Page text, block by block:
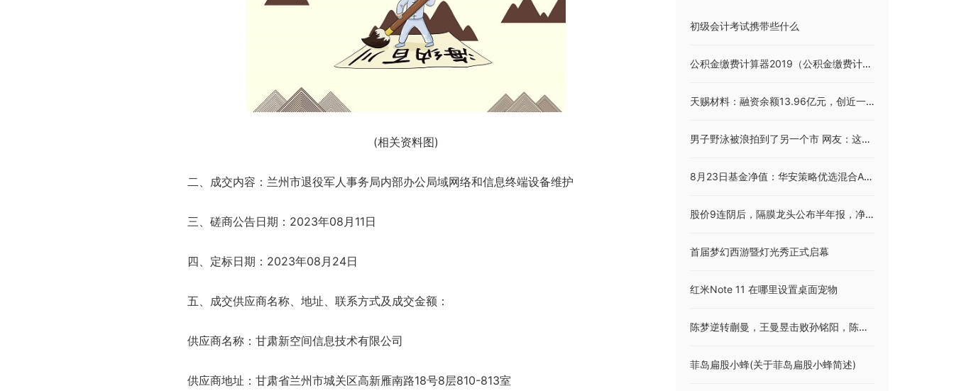
(相关资料图)
二、成交内容：兰州市退役军人事务局内部办公局域网络和信息终端设备维护
三、磋商公告日期：2023年08月11日
四、定标日期：2023年08月24日
五、成交供应商名称、地址、联系方式及成交金额：
供应商名称：甘肃新空间信息技术有限公司
供应商地址：甘肃省兰州市城关区高新雁南路18号8层810-813室
初级会计考试携带些什么
公积金缴费计算器2019（公积金缴费计算器）
天赐材料：融资余额13.96亿元，创近一年新低（08-23）
男子野泳被浪拍到了另一个市 网友：这真是人生全靠浪啊
8月23日基金净值：华安策略优选混合A最新净值1.7533，跌1.73%
股价9连阴后，隔膜龙头公布半年报，净利大幅滑坡！硅料价格6连涨，下游组件酝酿涨价，光伏企业盈利改善
首届梦幻西游暨灯光秀正式启幕
红米Note 11 在哪里设置桌面宠物
陈梦逆转蒯曼，王曼昱击败孙铭阳，陈幸同击败范思琦
菲岛扁股小蜂(关于菲岛扁股小蜂简述)